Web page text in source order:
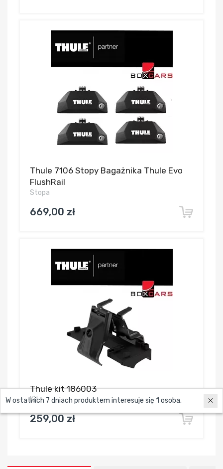
Thule 7106 Stopy Bagażnika Thule Evo
FlushRail
Stopa
669,00 zł
Thule kit 186003
Kit
259,00 zł
W ostatnich 7 dniach produktem interesuje się 1 osoba.